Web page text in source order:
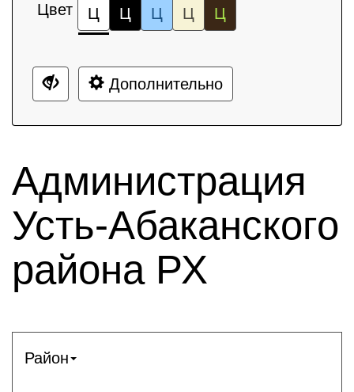
Цвет Ц Ц Ц Ц Ц
Дополнительно
Администрация
Усть-Абаканского
района РХ
Район